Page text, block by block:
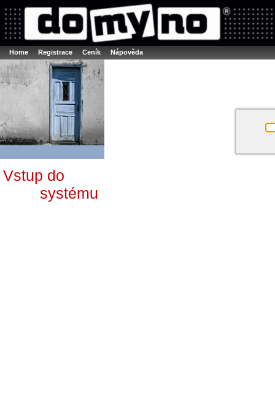
Booker online rezerva�n� syst�m Nower systems s.r.o - Online
Rezervujse - Port�l pro online rezervace sportu Sports booking system
Home Registrace Ceník Nápověda
Vstup do
systému